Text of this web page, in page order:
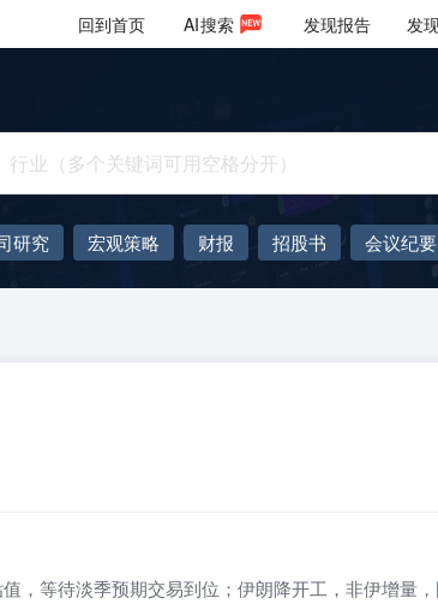
回到首页 AI搜索 发现报告 发
研究 宏观策略 财报 招股书 会议纪要
AIGC
大模型
，等待淡季预期交易到位；伊朗降开工，非伊增量